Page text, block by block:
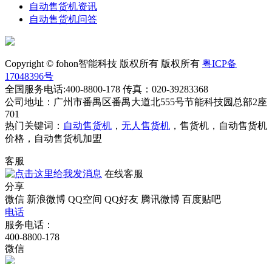
自动售货机资讯
自动售货机问答
Copyright © fohon智能科技 版权所有 版权所有 粤ICP备
17048396号
全国服务电话:400-8800-178 传真：020-39283368
公司地址：广州市番禺区番禺大道北555号节能科技园总部2座
701
热门关键词： 自动售货机 ， 无人售货机 ，售货机，自动售货机
价格，自动售货机加盟
客服
在线客服
分享
微信 新浪微博 QQ空间 QQ好友 腾讯微博 百度贴吧
电话
服务电话：
400-8800-178
微信